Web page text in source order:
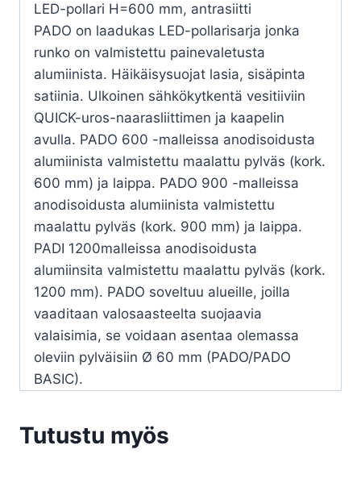
LED-pollari H=600 mm, antrasiitti
PADO on laadukas LED-pollarisarja jonka
runko on valmistettu painevaletusta
alumiinista. Häikäisysuojat lasia, sisäpinta
satiinia. Ulkoinen sähkökytkentä vesitiiviin
QUICK-uros-naarasliittimen ja kaapelin
avulla. PADO 600 -malleissa anodisoidusta
alumiinista valmistettu maalattu pylväs (kork.
600 mm) ja laippa. PADO 900 -malleissa
anodisoidusta alumiinista valmistettu
maalattu pylväs (kork. 900 mm) ja laippa.
PADI 1200malleissa anodisoidusta
alumiinsita valmistettu maalattu pylväs (kork.
1200 mm). PADO soveltuu alueille, joilla
vaaditaan valosaasteelta suojaavia
valaisimia, se voidaan asentaa olemassa
oleviin pylväisiin Ø 60 mm (PADO/PADO
BASIC).
Tutustu myös